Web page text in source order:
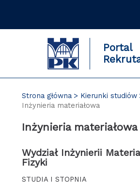
Portal
Strona główna
Kierunki studiów
Inżynieria materiałowa
Inżynieria materiałowa
Wydział Inżynierii
Fizyki
STUDIA I STOPNIA